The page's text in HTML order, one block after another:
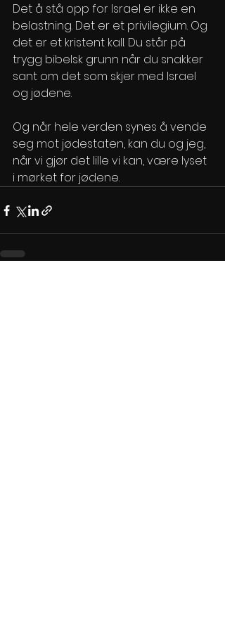
Det å stå opp for Israel er ikke en
belastning. Det er et privilegium. Og
det er et kristent kall. Du står på
trygg bibelsk grunn når du snakker
sant om det som skjer med Israel
og jødene.
Og når hele verden synes å vende
seg mot jødestaten, kan du og jeg,
når vi gjør det lille vi kan, være lyset
i mørket for jødene.